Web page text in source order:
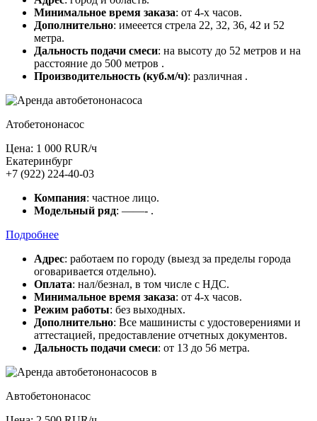
Минимальное время заказа: от 4-х часов.
Дополнительно: имееется стрела 22, 32, 36, 42 и 52
метра.
Дальность подачи смеси: на высоту до 52 метров и на
расстояние до 500 метров .
Производительность (куб.м/ч): различная .
Атобетононасос
Цена: 1 000 RUR/ч
Екатеринбург
+7 (922) 224-40-03
Компания: частное лицо.
Модельный ряд: ——- .
Подробнее
Адрес: работаем по городу (выезд за пределы города
оговаривается отдельно).
Оплата: нал/безнал, в том числе с НДС.
Минимальное время заказа: от 4-х часов.
Режим работы: без выходных.
Дополнительно: Все машинисты с удостоверениями и
аттестацией, предоставление отчетных документов.
Дальность подачи смеси: от 13 до 56 метра.
Автобетононасос